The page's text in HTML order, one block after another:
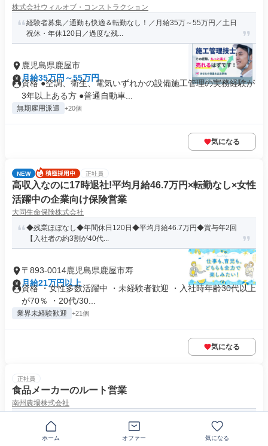
株式会社ウィルオブ・コンストラクション
経験者募集／通勤も快適＆転勤なし！／月給35万～55万円／土日
祝休・年休120日／過度な残...
鹿児島県鹿屋市
月給35万円～55万円
資格 ●空調、衛生、電気いずれかの設備施工管理の実務経験が
3年以上ある方 ●普通自動車...
無期雇用派遣 +20個
気になる
NEW 正社員
高収入なのに17時退社!平均月給46.7万円×転勤なし×女性
活躍中の企業向け保険営業
大同生命保険株式会社
◆残業ほぼなし◆年間休日120日◆平均月給46.7万円◆賞与年2回
【入社者の約3割が40代...
〒893-0014鹿児島県鹿屋市寿
月給21万円以上
資格 ・女性多数活躍中 ・未経験者歓迎 ・入社時年齢30代以上
が70％ ・20代/30...
業界未経験歓迎 +21個
気になる
正社員
食品メーカーのルート営業
南州農場株式会社
与4ヶ月支給実績あり／基本定...
ホーム オファー 気になる